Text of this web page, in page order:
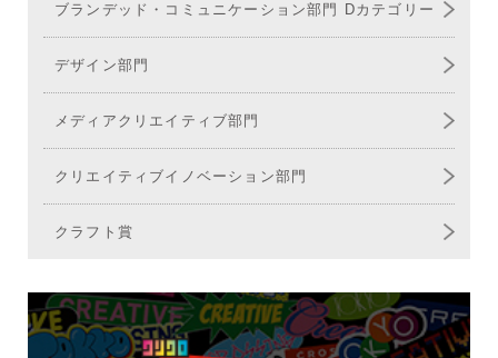
ブランデッド・コミュニケーション部門 Dカテゴリー
デザイン部門
メディア クリエイティブ部門
クリエイティブイノベーション部門
クラフト賞